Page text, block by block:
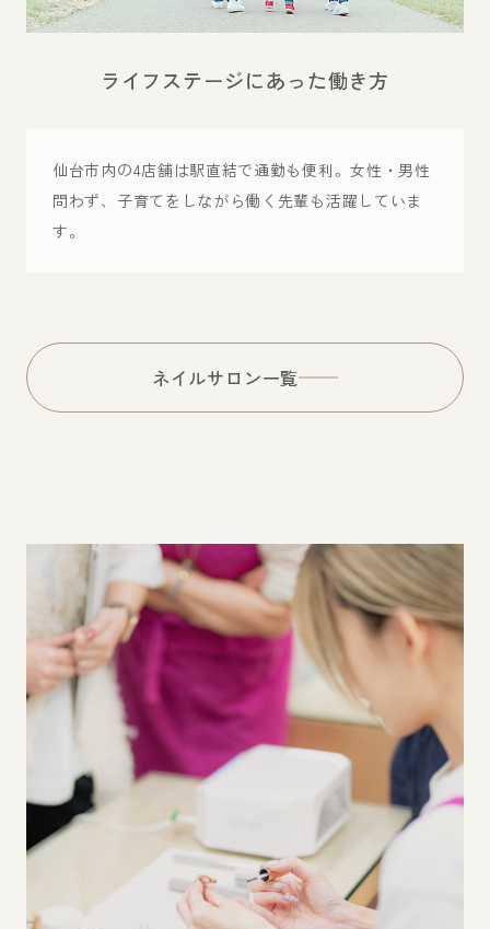
ライフステージにあった働き方
仙台市内の4店舗は駅直結で通勤も便利。女性・男性
問わず、子育てをしながら働く先輩も活躍していま
す。
ネイルサロン一覧